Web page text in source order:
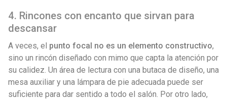
4. Rincones con encanto que sirvan para
descansar
A veces, el punto focal no es un elemento constructivo,
sino un rincón diseñado con mimo que capta la atención por
su calidez. Un área de lectura con una butaca de diseño, una
mesa auxiliar y una lámpara de pie adecuada puede ser
suficiente para dar sentido a todo el salón. Por otro lado,